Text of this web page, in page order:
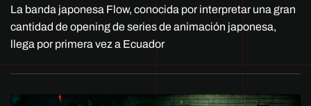
La banda japonesa Flow, conocida por interpretar una gran
cantidad de opening de series de animación japonesa,
llega por primera vez a Ecuador